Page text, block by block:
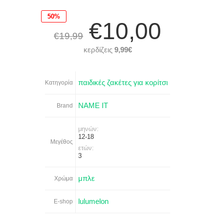
50%
€19,99 €10,00
κερδίζεις 9,99€
Κατηγορία παιδικές ζακέτες για κορίτσι
Brand NAME IT
Μεγέθος
μηνών:
12-18
ετών:
3
Χρώμα μπλε
E-shop lulumelon